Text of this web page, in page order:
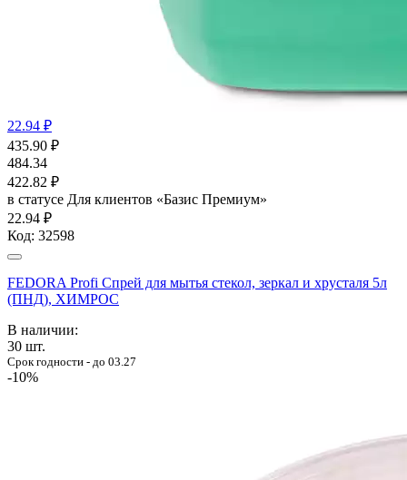
22.94 ₽
435.90 ₽
484.34
422.82 ₽
в статусе Для клиентов «Базис Премиум»
22.94 ₽
Код: 32598
FEDORA Profi Спрей для мытья стекол, зеркал и хрусталя 5л
(ПНД), ХИМРОС
В наличии:
30 шт.
Срок годности - до 03.27
-10%